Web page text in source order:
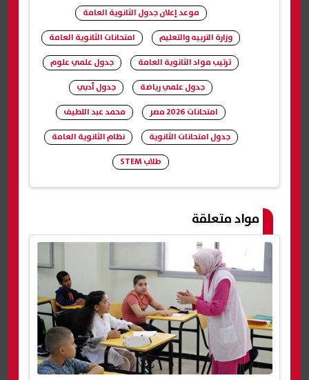
موعد إعلان جدول الثانوية العامة
وزارة التربيه والتعليم
امتحانات الثانوية العامة
ترتيب مواد الثانوية العامة
جدول علمي علوم
جدول علمي رياضة
جدول أدبي
امتحانات 2026 مصر
محمد عبد اللطيف
جدول امتحانات الثانوية
نظام الثانوية العامة
طلاب STEM
مواد متعلقة